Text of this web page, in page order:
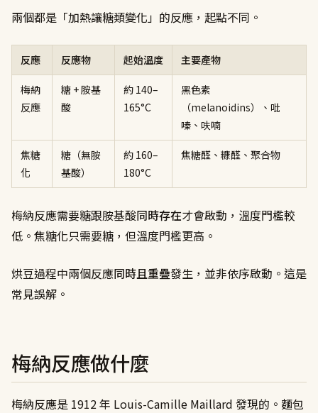
兩個都是「加熱讓糖類變化」的反應，起點不同。
反應 反應物 起始溫度 主要產物
梅納
反應
糖 + 胺基
酸
約 140–
165°C
黑色素
（melanoidins）、吡
嗪、呋喃
焦糖
化
糖（無胺
基酸）
約 160–
180°C
焦糖醛、糠醛、聚合物
梅納反應需要糖跟胺基酸同時存在才會啟動，溫度門檻較
低。焦糖化只需要糖，但溫度門檻更高。
烘豆過程中兩個反應同時且重疊發生，並非依序啟動。這是
常見誤解。
梅納反應做什麼
梅納反應是 1912 年 Louis-Camille Maillard 發現的。麵包